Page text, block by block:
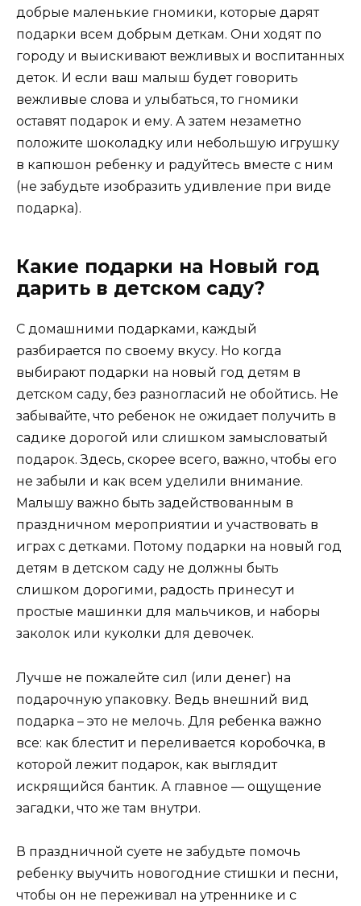
добрые маленькие гномики, которые дарят
подарки всем добрым деткам. Они ходят по
городу и выискивают вежливых и воспитанных
деток. И если ваш малыш будет говорить
вежливые слова и улыбаться, то гномики
оставят подарок и ему. А затем незаметно
положите шоколадку или небольшую игрушку
в капюшон ребенку и радуйтесь вместе с ним
(не забудьте изобразить удивление при виде
подарка).
Какие подарки на Новый год
дарить в детском саду?
С домашними подарками, каждый
разбирается по своему вкусу. Но когда
выбирают подарки на новый год детям в
детском саду, без разногласий не обойтись. Не
забывайте, что ребенок не ожидает получить в
садике дорогой или слишком замысловатый
подарок. Здесь, скорее всего, важно, чтобы его
не забыли и как всем уделили внимание.
Малышу важно быть задействованным в
праздничном мероприятии и участвовать в
играх с детками. Потому подарки на новый год
детям в детском саду не должны быть
слишком дорогими, радость принесут и
простые машинки для мальчиков, и наборы
заколок или куколки для девочек.
Лучше не пожалейте сил (или денег) на
подарочную упаковку. Ведь внешний вид
подарка – это не мелочь. Для ребенка важно
все: как блестит и переливается коробочка, в
которой лежит подарок, как выглядит
искрящийся бантик. А главное — ощущение
загадки, что же там внутри.
В праздничной суете не забудьте помочь
ребенку выучить новогодние стишки и песни,
чтобы он не переживал на утреннике и с